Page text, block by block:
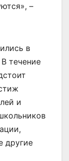
–
в
течение
и
другие